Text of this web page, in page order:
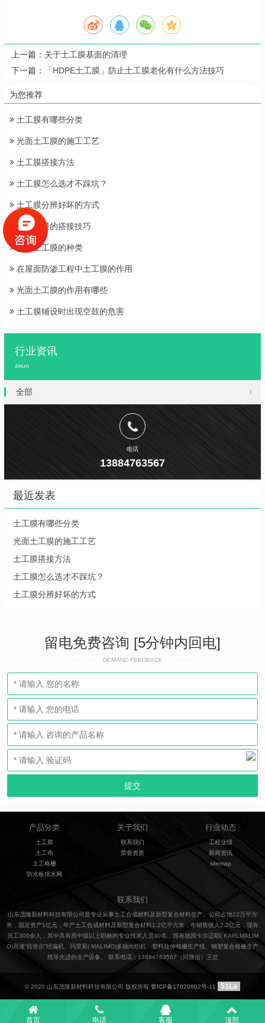
上一篇： 关于土工膜基面的清理
下一篇：
「HDPE土工膜」防止土工膜老化有什么方法技巧
为您推荐
土工膜有哪些分类
光面土工膜的施工工艺
土工膜搭接方法
土工膜怎么选才不踩坑？
土工膜分辨好坏的方式
两布一膜的搭接技巧
糙面土工膜的种类
在屋面防渗工程中土工膜的作用
光面土工膜的作用有哪些
土工膜铺设时出现空鼓的危害
行业资讯
zixun
全部
电话
13884763567
最近发表
土工膜有哪些分类
光面土工膜的施工工艺
土工膜搭接方法
土工膜怎么选才不踩坑？
土工膜分辨好坏的方式
留电免费咨询 [5分钟内回电]
DEMAND FEEDBACK
产品分类
土工膜
土工布
土工格栅
防水板排水网
关于我们
联系我们
荣誉资质
行业动态
工程业绩
新闻资讯
sitemap
联系我们
山东茂隆新材料科技有限公司是专业从事土工合成材料及新型复合材料生产。公司占地12万平方
米，固定资产1亿元，年产土工合成材料及新型复合材料1.2亿平方米，年销售收入2.2亿元，现有
员工300余人，其中具有高中级以上职称的专业技术人员30名，拥有德国卡尔迈耶( KARLMALIM
O)高速“拉舍尔”经编机、玛里莫( MALIMO)多轴向织机、塑料拉伸格栅生产线、钢塑复合格栅生产
线等先进的生产设备。 联系电话：13884763567（同微信）王总
© 2020 山东茂隆新材料科技有限公司 版权所有 鲁ICP备17020802号-11 51La
首页 电话 客服 顶部